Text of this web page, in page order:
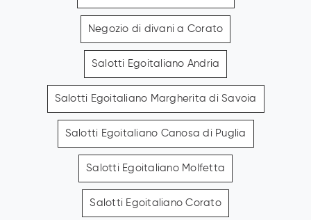
Negozio di divani a Corato
Salotti Egoitaliano Andria
Salotti Egoitaliano Margherita di Savoia
Salotti Egoitaliano Canosa di Puglia
Salotti Egoitaliano Molfetta
Salotti Egoitaliano Corato